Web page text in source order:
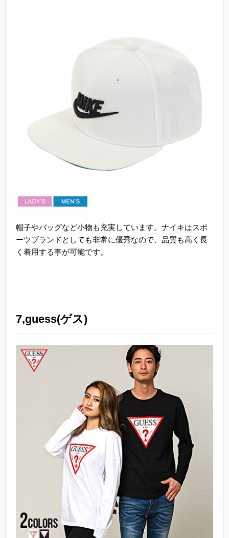
帽子やバッグなど小物も充実しています。ナイキはスポ
ーツブランドとしても非常に優秀なので、品質も高く長
く着用する事が可能です。
7,guess(ゲス)